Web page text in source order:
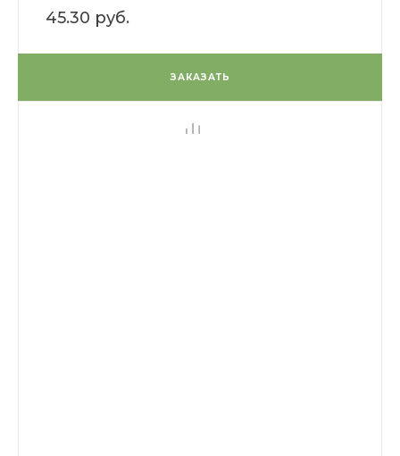
45.30 руб.
ЗАКАЗАТЬ